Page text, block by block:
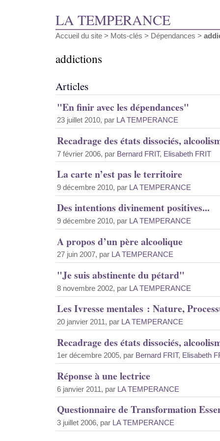
LA TEMPERANCE
Accueil du site > Mots-clés > Dépendances >
addictions
Articles
"En finir avec les dépendances"
23 juillet 2010, par LA TEMPERANCE
Recadrage des états dissociés,
7 février 2006, par Bernard FRIT, Elisabeth FRIT
La carte n’est pas le territoire
9 décembre 2010, par LA TEMPERANCE
Des intentions divinement positives...
9 décembre 2010, par LA TEMPERANCE
A propos d’un père alcoolique
27 juin 2007, par LA TEMPERANCE
"Je suis abstinente du pétard"
8 novembre 2002, par LA TEMPERANCE
Les Ivresse mentales : Nature,
20 janvier 2011, par LA TEMPERANCE
Recadrage des états dissociés,
1er décembre 2005, par Bernard FRIT, Elisabeth
Réponse à une lectrice
6 janvier 2011, par LA TEMPERANCE
Questionnaire de Transformation
3 juillet 2006, par LA TEMPERANCE